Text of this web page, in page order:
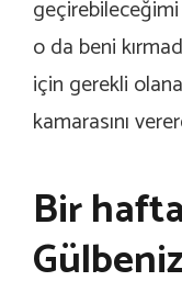
o da beni
için gerekli
kamarasını
Bir